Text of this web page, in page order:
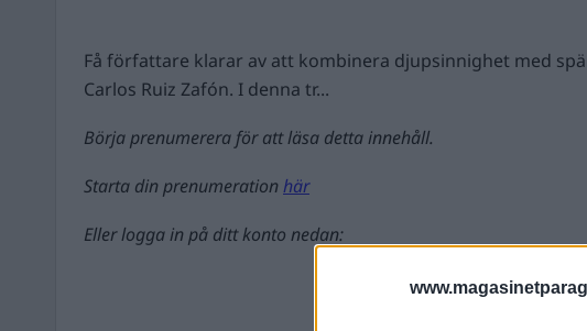
Få författare klarar av att kombinera djupsinnighet med
Carlos Ruiz Zafón. I denna tr...
Börja prenumerera för att läsa detta innehåll.
Starta din prenumerationhär
Eller logga in på ditt konto nedan: